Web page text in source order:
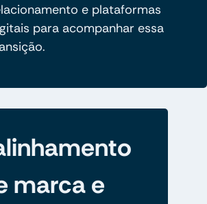
e plataformas
para acompanhar essa
marca e